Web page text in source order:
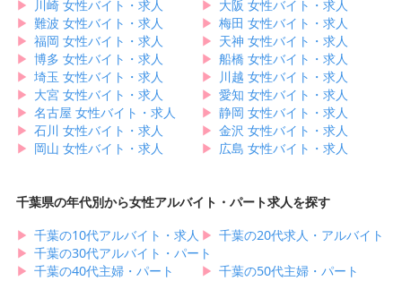
▶︎ 川崎 女性バイト・求人 ▶︎ 大阪 女性バイト・求人
▶︎ 難波 女性バイト・求人 ▶︎ 梅田 女性バイト・求人
▶︎ 福岡 女性バイト・求人 ▶︎ 天神 女性バイト・求人
▶︎ 博多 女性バイト・求人 ▶︎ 船橋 女性バイト・求人
▶︎ 埼玉 女性バイト・求人 ▶︎ 川越 女性バイト・求人
▶︎ 大宮 女性バイト・求人 ▶︎ 愛知 女性バイト・求人
▶︎ 名古屋 女性バイト・求人 ▶︎ 静岡 女性バイト・求人
▶︎ 石川 女性バイト・求人 ▶︎ 金沢 女性バイト・求人
▶︎ 岡山 女性バイト・求人 ▶︎ 広島 女性バイト・求人
千葉県の年代別から女性アルバイト・パート求人を探す
▶︎ 千葉の10代アルバイト・求人 ▶︎ 千葉の20代求人・アルバイト
▶︎ 千葉の30代アルバイト・パート
▶︎ 千葉の40代主婦・パート ▶︎ 千葉の50代主婦・パート